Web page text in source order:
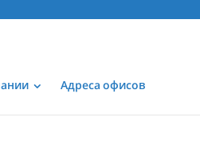
Адреса офисов